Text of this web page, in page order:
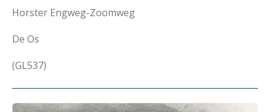
Horster Engweg-Zoomweg
De Os
(GL537)